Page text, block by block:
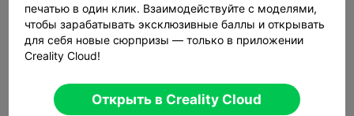
печатью в один клик. Взаимодействуйте с моделями,
чтобы зарабатывать эксклюзивные баллы и открывать
для себя новые сюрпризы — только в приложении
Creality Cloud!
Открыть в Creality Cloud